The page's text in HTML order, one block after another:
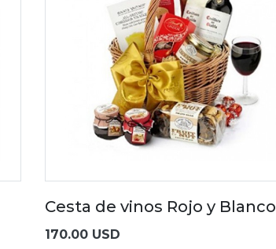
Cesta de vinos Rojo y Blanco
170.00 USD